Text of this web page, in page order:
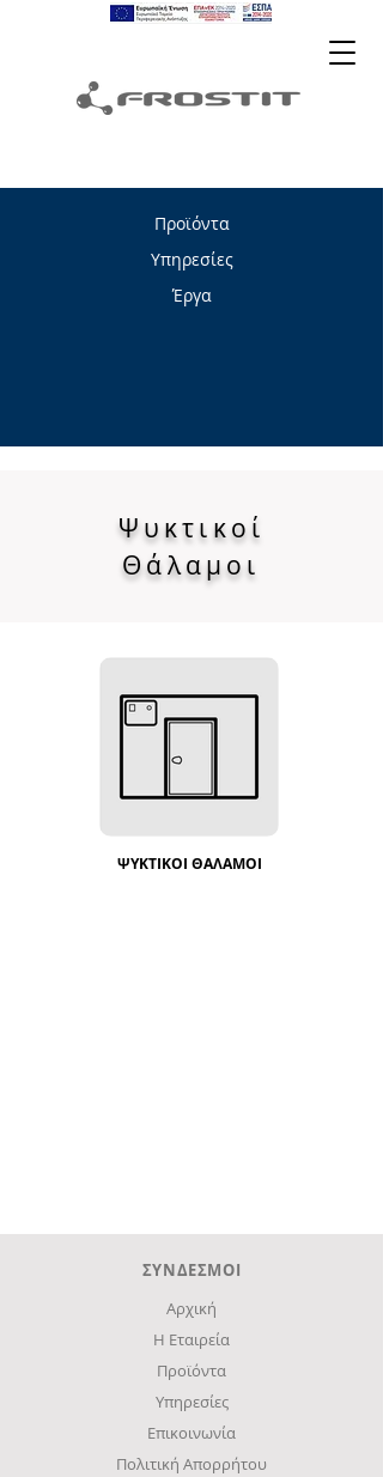
Προϊόντα
Υπηρεσίες
Έργα
Ψυκτικοί
Θάλαμοι
ΨΥΚΤΙΚΟΙ ΘΑΛΑΜΟΙ
ΣΥΝΔΕΣΜΟΙ
Αρχική
Η Εταιρεία
Προϊόντα
Υπηρεσίες
Επικοινωνία
Πολιτική Απορρήτου